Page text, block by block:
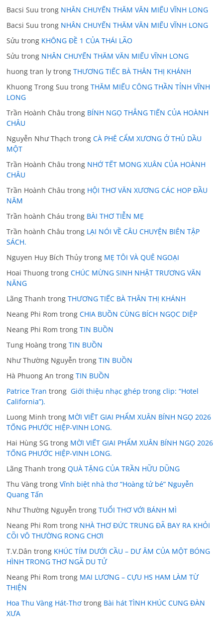
Bacsi Suu trong NHÂN CHUYẾN THĂM VĂN MIẾU VĨNH LONG
Bacsi Suu trong NHÂN CHUYẾN THĂM VĂN MIẾU VĨNH LONG
Sửu trong KHÔNG ĐỀ 1 CỦA THÁI LÃO
Sửu trong NHÂN CHUYẾN THĂM VĂN MIẾU VĨNH LONG
huong tran ly trongTHƯƠNG TIẾC BÀ THÂN THỊ KHÁNH
Khuong Trong Suu trongTHĂM MIẾU CÔNG THẦN TỈNH VĨNH
LONG
Trần Hoành Châu trong BÍNH NGỌ THẲNG TIẾN CỦA HOÀNH
CHÂU
Nguyễn Như Thạch trongCÀ PHÊ CẨM XƯƠNG Ở THỦ DẦU
MỘT
Trần Hoành Châu trong NHỚ TẾT MONG XUÂN CỦA HOÀNH
CHÂU
Trần Hoành Châu trong HỘI THƠ VĂN XƯƠNG CÁC HOP ĐẦU
NĂM
Trần hoành Cháu trong BÀI THƠ TIỄN MẸ
Trần hoành Châu trong LẠI NÓI VỀ CÂU CHUYỆN BIÊN TẬP
SÁCH.
Nguyen Huy Bích Thủy trong MẸ TÔI VÀ QUÊ NGOẠI
Hoai Thuong trongCHÚC MỪNG SINH NHẬT TRƯƠNG VĂN
NĂNG
Lãng Thanh trongTHƯƠNG TIẾC BÀ THÂN THỊ KHÁNH
Neang Phi Rom trongCHIA BUỒN CÙNG BÍCH NGỌC DIỆP
Neang Phi Rom trongTIN BUỒN
Tung Hoàng trongTIN BUỒN
Như Thường Nguyễn trongTIN BUỒN
Hà Phuong An trongTIN BUỒN
Patrice Tran trong Giới thiệu nhạc ghép trong clip: “Hotel
California”).
Luong Minh trong MỜI VIẾT GIAI PHẨM XUÂN BÍNH NGỌ 2026
TỐNG PHƯỚC HIỆP-VINH LONG.
Hai Hùng SG trong MỜI VIẾT GIAI PHẨM XUÂN BÍNH NGỌ 2026
TỐNG PHƯỚC HIỆP-VINH LONG.
Lãng Thanh trongQUÀ TẶNG CỦA TRẦN HỮU DŨNG
Thu Vàng trongVĩnh biệt nhà thơ “Hoàng tử bé” Nguyễn
Quang Tấn
Như Thường Nguyễn trongTUỔI THƠ VỚI BÁNH MÌ
Neang Phi Rom trong NHÀ THƠ ĐỨC TRUNG ĐÃ BAY RA KHỎI
CÕI VÔ THƯỜNG RONG CHƠI
T.V.Dân trong KHÚC TÍM DƯỚI CẦU – DƯ ÂM CỦA MỘT BÓNG
HÌNH TRONG THƠ NGÃ DU TỬ
Neang Phi Rom trong MAI LƯƠNG – CỰU HS HAM LÀM TỪ
THIỆN
Hoa Thu Vàng Hát-Thơ trong Bài hát TÌNH KHÚC CUNG ĐÀN
XƯA